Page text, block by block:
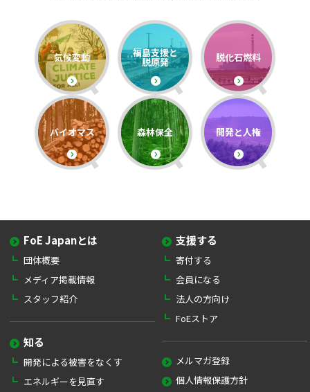
気候変動 福島支援と
脱原発 脱化石燃料
バイオマス 森林保全 開発と人権
FoE Japanとは
団体概要
メディア掲載情報
スタッフ紹介
知る
開発による被害をなくす
エネルギーを見直す
支援する
寄付する
会員になる
法人の方向け
FoEストア
メルマガ登録
個人情報保護方針